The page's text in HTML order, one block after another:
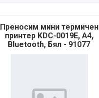
Преносим мини термичен
принтер KDC-0019E, А4,
Bluetooth, Бял - 91077